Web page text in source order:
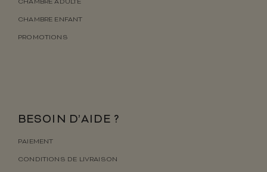
CHAMBRE ADULTE
CHAMBRE ENFANT
PROMOTIONS
BESOIN D’AIDE ?
PAIEMENT
CONDITIONS DE LIVRAISON